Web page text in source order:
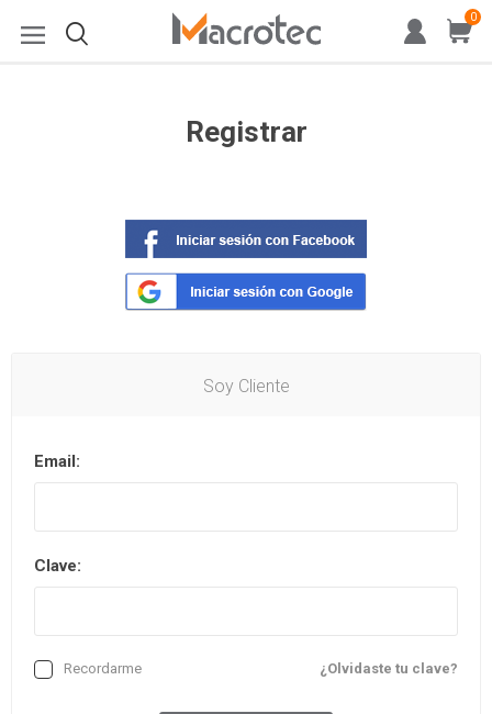
0
Registrar
Soy Cliente
Email:
Clave:
¿Olvidaste tu clave?
Recordarme